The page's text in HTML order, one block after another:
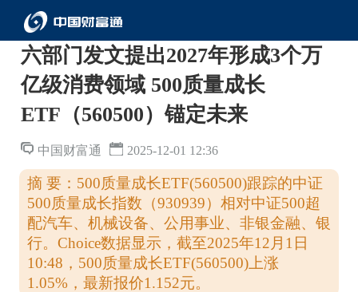
六部门发文提出2027年形成3个万
亿级消费领域 500质量成长
ETF（560500）锚定未来
中国财富通 2025-12-01 12:36
摘 要：500质量成长ETF(560500)跟踪的中证
500质量成长指数（930939）相对中证500超
配汽车、机械设备、公用事业、非银金融、银
行。Choice数据显示，截至2025年12月1日
10:48，500质量成长ETF(560500)上涨
1.05%，最新报价1.152元。